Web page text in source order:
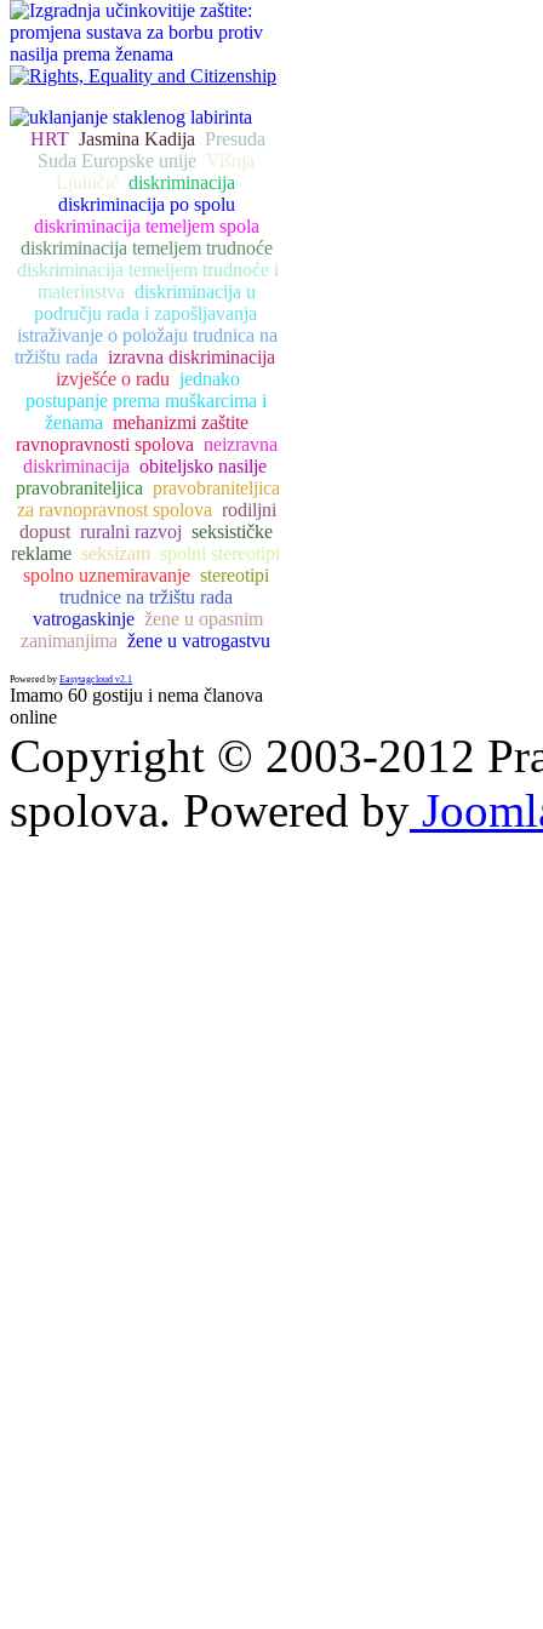
HRT Jasmina Kadija Presuda
Suda Europske unije Višnja
Ljubičić diskriminacija
diskriminacija po spolu
diskriminacija temeljem spola
diskriminacija temeljem trudnoće
diskriminacija temeljem trudnoće i
materinstva diskriminacija u
području rada i zapošljavanja
istraživanje o položaju trudnica na
tržištu rada izravna diskriminacija
izvješće o radu jednako
postupanje prema muškarcima i
ženama mehanizmi zaštite
ravnopravnosti spolova neizravna
diskriminacija obiteljsko nasilje
pravobraniteljica pravobraniteljica
za ravnopravnost spolova rodiljni
dopust ruralni razvoj seksističke
reklame seksizam spolni stereotipi
spolno uznemiravanje stereotipi
trudnice na tržištu rada
vatrogaskinje žene u opasnim
zanimanjima žene u vatrogastvu
Powered by Easytagcloud v2.1
Imamo 60 gostiju i nema članova
online
Copyright © 2003-2012
spolova. Powered by